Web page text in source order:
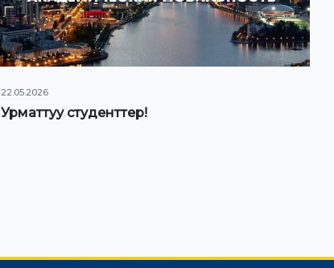
22.05.2026
Урматтуу студенттер!